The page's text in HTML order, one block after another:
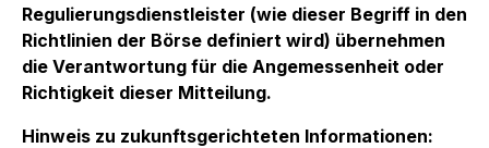
Regulierungsdienstleister (wie dieser Begriff in den
Richtlinien der Börse definiert wird) übernehmen
die Verantwortung für die Angemessenheit oder
Richtigkeit dieser Mitteilung.
Hinweis zu zukunftsgerichteten Informationen: